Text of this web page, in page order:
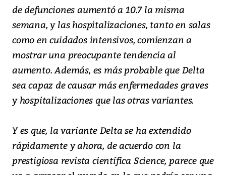
de defunciones aumentó a 10.7 la misma
semana, y las hospitalizaciones, tanto en salas
como en cuidados intensivos, comienzan a
mostrar una preocupante tendencia al
aumento. Además, es más probable que Delta
sea capaz de causar más enfermedades graves
y hospitalizaciones que las otras variantes.
Y es que, la variante Delta se ha extendido
rápidamente y ahora, de acuerdo con la
prestigiosa revista científica Science, parece que